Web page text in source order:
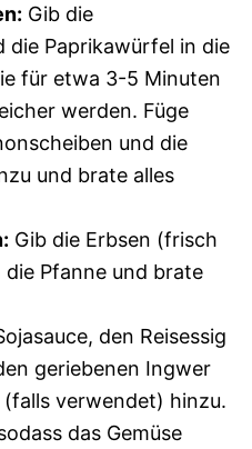
Gib die
die Paprikawürfel in die
für etwa 3-5 Minuten
werden. Füge
und die
und brate alles
Gib die Erbsen (frisch
Pfanne und brate
den Reisessig
geriebenen Ingwer
verwendet) hinzu.
das Gemüse